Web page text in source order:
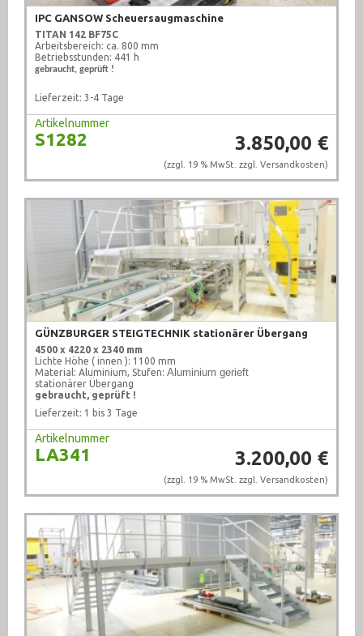
IPC GANSOW Scheuersaugmaschine
TITAN 142 BF75C
Arbeitsbereich: ca. 800 mm
Betriebsstunden: 441 h
gebraucht, geprüft !
Lieferzeit: 3-4 Tage
Artikelnummer
S1282 3.850,00 €
(zzgl. 19 % MwSt. zzgl. Versandkosten)
GÜNZBURGER STEIGTECHNIK stationärer Übergang
4500 x 4220 x 2340 mm
Lichte Höhe ( innen ): 1100 mm
Material: Aluminium, Stufen: Aluminium gerieft
stationärer Übergang
gebraucht, geprüft !
Lieferzeit: 1 bis 3 Tage
Artikelnummer
LA341 3.200,00 €
(zzgl. 19 % MwSt. zzgl. Versandkosten)